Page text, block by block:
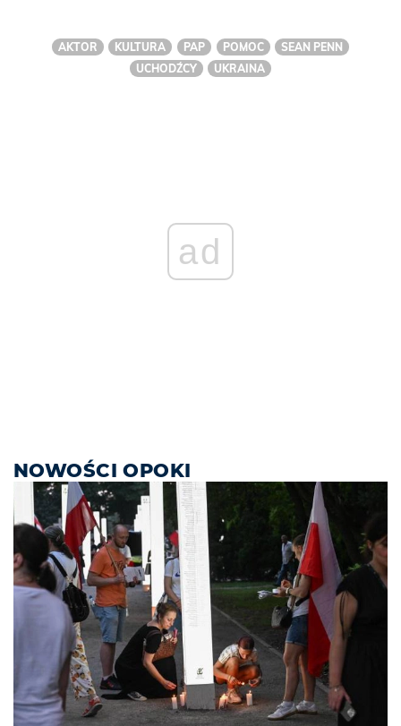
AKTOR KULTURA PAP POMOC
SEAN PENN
UCHODŹCY
UKRAINA
ad
NOWOŚCI OPOKI